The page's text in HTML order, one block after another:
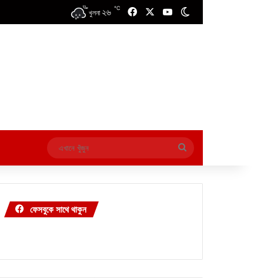
খুলনা ২৬ ℃ FacebookYouTube
এখানে
খুঁজুন
ফেসবুকে সাথে থাকুন